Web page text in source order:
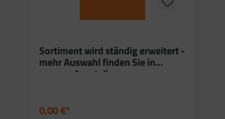
Sortiment wird ständig erweitert -
mehr Auswahl finden Sie in
unserer Ausstellung
0,00 €*